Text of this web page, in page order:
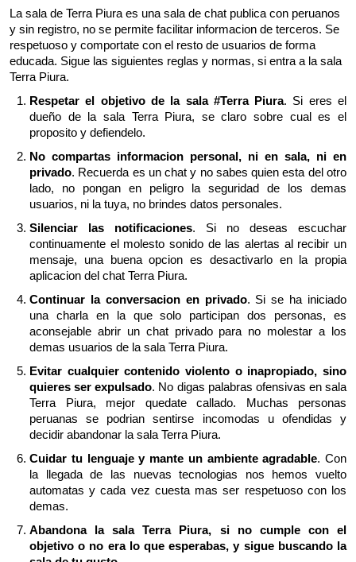
La sala de Terra Piura es una sala de chat publica con peruanos
y sin registro, no se permite facilitar informacion de terceros. Se
respetuoso y comportate con el resto de usuarios de forma
educada. Sigue las siguientes reglas y normas, si entra a la sala
Terra Piura.
Respetar el objetivo de la sala #Terra Piura. Si eres el
dueño de la sala Terra Piura, se claro sobre cual es el
proposito y defiendelo.
No compartas informacion personal, ni en sala, ni en
privado. Recuerda es un chat y no sabes quien esta del otro
lado, no pongan en peligro la seguridad de los demas
usuarios, ni la tuya, no brindes datos personales.
Silenciar las notificaciones. Si no deseas escuchar
continuamente el molesto sonido de las alertas al recibir un
mensaje, una buena opcion es desactivarlo en la propia
aplicacion del chat Terra Piura.
Continuar la conversacion en privado. Si se ha iniciado
una charla en la que solo participan dos personas, es
aconsejable abrir un chat privado para no molestar a los
demas usuarios de la sala Terra Piura.
Evitar cualquier contenido violento o inapropiado, sino
quieres ser expulsado. No digas palabras ofensivas en sala
Terra Piura, mejor quedate callado. Muchas personas
peruanas se podrian sentirse incomodas u ofendidas y
decidir abandonar la sala Terra Piura.
Cuidar tu lenguaje y mante un ambiente agradable. Con
la llegada de las nuevas tecnologias nos hemos vuelto
automatas y cada vez cuesta mas ser respetuoso con los
demas.
Abandona la sala Terra Piura, si no cumple con el
objetivo o no era lo que esperabas, y sigue buscando la